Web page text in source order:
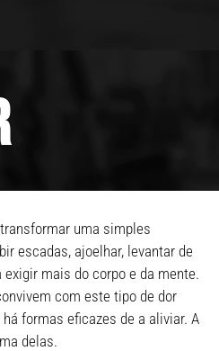
uma simples
escadas, ajoelhar, levantar de
mais do corpo e da mente.
com este tipo de dor
formas eficazes de a aliviar. A
delas.